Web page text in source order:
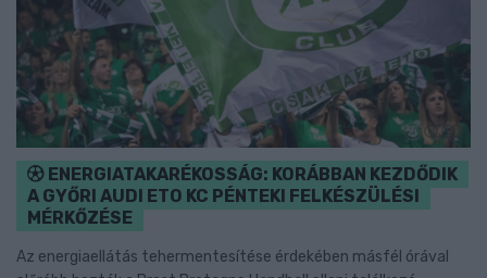
ENERGIATAKARÉKOSSÁG: KORÁBBAN KEZDŐDIK
A GYŐRI AUDI ETO KC PÉNTEKI FELKÉSZÜLÉSI
MÉRKŐZÉSE
Az energiaellátás tehermentesítése érdekében másfél órával